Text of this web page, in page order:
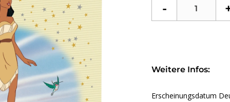
-
Weitere Infos:
Erscheinungsdatum